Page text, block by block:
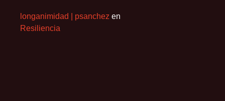
longanimidad | psanchez en
Resiliencia